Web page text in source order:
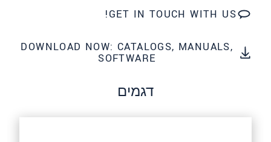
GET IN TOUCH WITH US!
DOWNLOAD NOW: CATALOGS, MANUALS,
SOFTWARE
דגמים
* שדות חובה
אנו מתייחסים למידע בחסיון רב. אנא קרא את